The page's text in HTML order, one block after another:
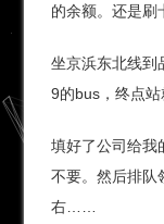
的余额。还是刷
坐京浜东北线到
9的bus，终点站
填好了公司给我
不要。然后排队
右……